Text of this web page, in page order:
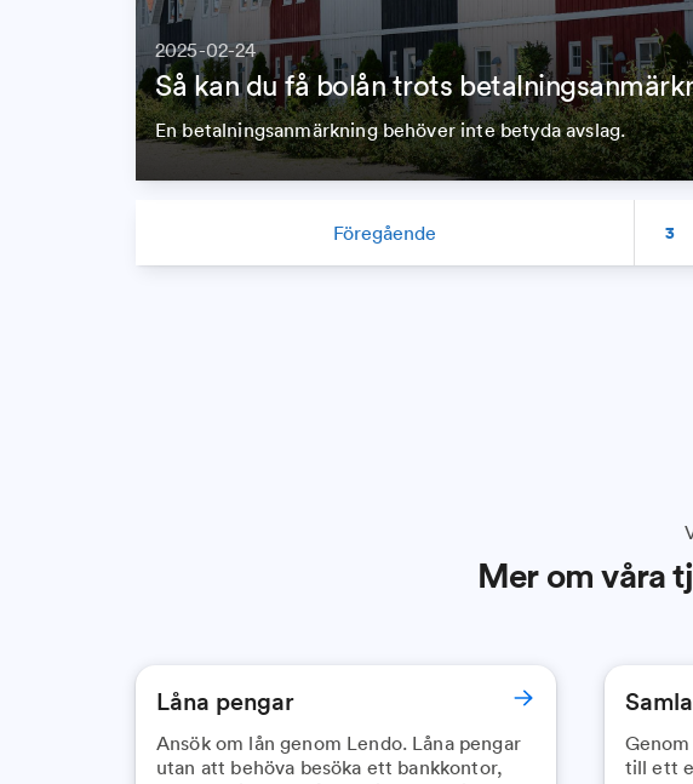
2025-02-24
Så kan du få bolån trots
En betalningsanmärkning behöver inte betyda avslag.
Föregående 3
Mer om våra
Låna pengar
Ansök om lån genom Lendo. Låna pengar
utan att behöva besöka ett bankkontor,
till ett